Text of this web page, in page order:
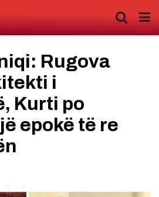
Rugova
i
Kurti po
epokë të re